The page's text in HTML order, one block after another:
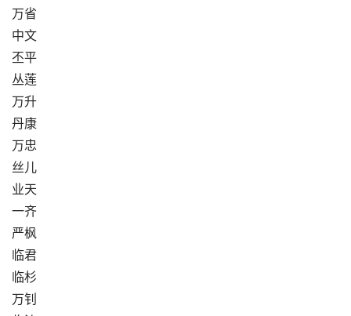
万省
中文
丕平
丛莲
万升
丹康
万忠
丝儿
业天
一齐
严枫
临君
临杉
万钊